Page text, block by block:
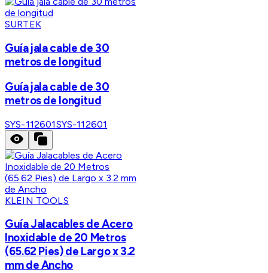
SURTEK
Guía jala cable de 30
metros de longitud
Guía jala cable de 30
metros de longitud
SYS-112601SYS-112601
KLEIN TOOLS
Guía Jalacables de Acero
Inoxidable de 20 Metros
(65.62 Pies) de Largo x 3.2
mm de Ancho